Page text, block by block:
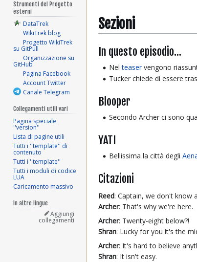
Sezioni
In questo episodio...
Nelteaservengono
Tucker chiede di essere
Blooper
Secondo Archer ci sono
YATI
Bellissima la città degli
Citazioni
Reed: Captain, we don't know
Archer: That's why we're here.
Archer: Twenty-eight below?!
Shran: Lucky for you it's the
Archer: It's hard to believe
Shran: It isn't easy.
Strumenti del Progetto
esterni
DataTrek
WikiTrek blog
Progetto WikiTrek
su GitPull
Organizzazione su
GitHub
Pagina Facebook
Account Twitter
Canale Telegram
Collegamenti utili vari
Pagina speciale
''version''
Lista di pagine utili
Tutti i ''template'' di
contenuto
Tutti i ''template''
Tutti i moduli di codice
LUA
Caricamento massivo
In altre lingue
Aggiungi
collegamenti